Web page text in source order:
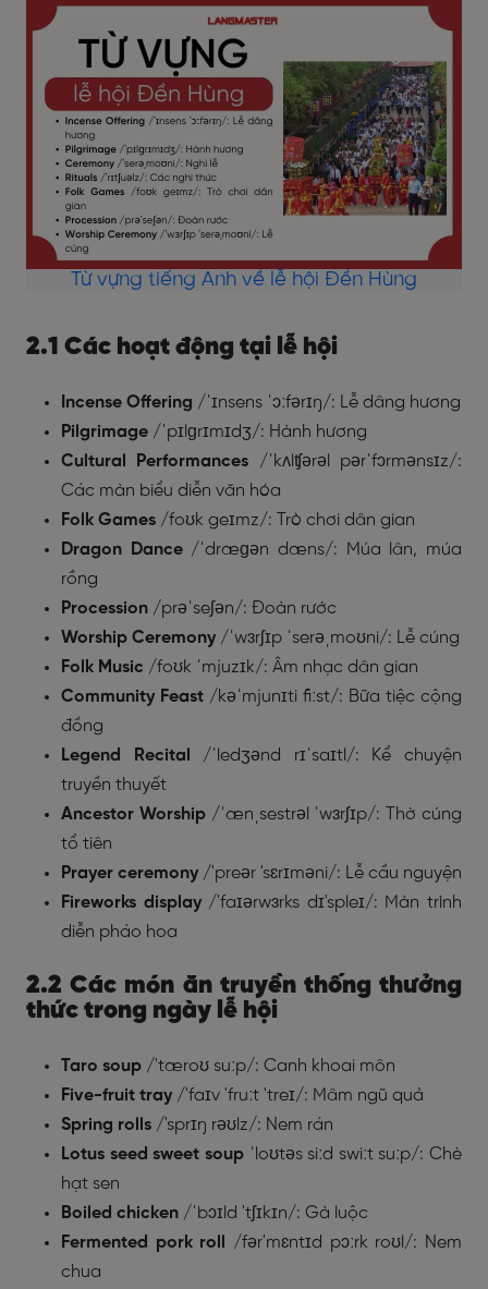
Từ vựng tiếng Anh về lễ hội Đền Hùng
2.1 Các hoạt động tại lễ hội
Incense Offering /ˈɪnsens ˈɔːfərɪŋ/: Lễ dâng hương
Pilgrimage /ˈpɪlɡrɪmɪdʒ/: Hành hương
Cultural Performances /ˈkʌlʧərəl pərˈfɔrmənsɪz/:
Các màn biểu diễn văn hóa
Folk Games /foʊk geɪmz/: Trò chơi dân gian
Dragon Dance /ˈdræɡən dæns/: Múa lân, múa
rồng
Procession /prəˈseʃən/: Đoàn rước
Worship Ceremony /ˈwɜrʃɪp ˈserəˌmoʊni/: Lễ cúng
Folk Music /foʊk ˈmjuzɪk/: Âm nhạc dân gian
Community Feast /kəˈmjunɪti fiːst/: Bữa tiệc cộng
đồng
Legend Recital /ˈledʒənd rɪˈsaɪtl/: Kể chuyện
truyền thuyết
Ancestor Worship/ˈænˌsestrəl ˈwɜrʃɪp/: Thờ cúng
tổ tiên
Prayer ceremony /'preər 'sɛrɪməni/: Lễ cầu nguyện
Fireworks display/'faɪərwɜrks dɪ'spleɪ/: Màn trình
diễn pháo hoa
2.2 Các món ăn truyền thống thưởng
thức trong ngày lễ hội
Taro soup /'tæroʊ suːp/: Canh khoai môn
Five-fruit tray /'faɪv 'fruːt 'treɪ/: Mâm ngũ quả
Spring rolls /'sprɪŋ rəʊlz/: Nem rán
Lotus seed sweet soup ˈloʊtəs siːd swiːt suːp/: Chè
hạt sen
Boiled chicken /ˈbɔɪld 'tʃɪkɪn/: Gà luộc
Fermented pork roll /fər'mɛntɪd pɔːrk roʊl/: Nem
chua